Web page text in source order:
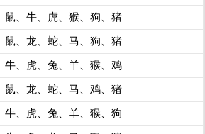
鼠、牛、虎、猴、狗、猪
鼠、龙、蛇、马、狗、猪
牛、虎、兔、羊、猴、鸡
鼠、龙、蛇、马、鸡、猪
牛、虎、兔、羊、猴、狗